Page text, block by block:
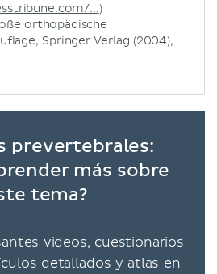
...)
orthopädische
Springer Verlag (2004),
prevertebrales:
más sobre
tema?
videos, cuestionarios
detallados y atlas en